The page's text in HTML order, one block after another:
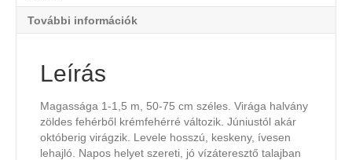
További információk
Leírás
Magassága 1-1,5 m, 50-75 cm széles. Virága halvány
zöldes fehérből krémfehérré változik. Júniustól akár
októberig virágzik. Levele hosszú, keskeny, ívesen
lehajló. Napos helyet szereti, jó vízáteresztő talajban